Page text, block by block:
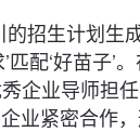
招生计划生
配‘好苗子’
企业导师担
业紧密合作，